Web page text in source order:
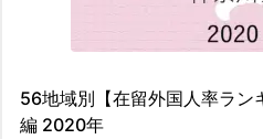
56地域別【在留外国人率ラン
編 2020年